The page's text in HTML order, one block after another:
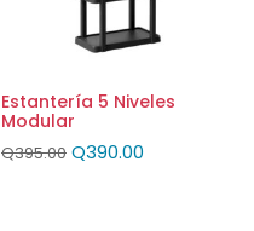
Estantería 5 Niveles
Modular
Q395.00 Q390.00